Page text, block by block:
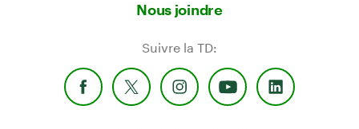
Nous joindre
Suivre la TD: